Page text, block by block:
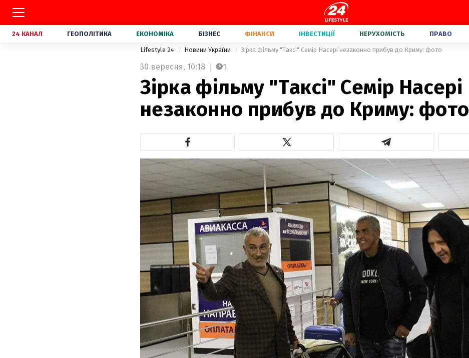
24 КАНАЛ ГЕОПОЛІТИКА ЕКОНОМІКА БІЗНЕС ФІНАНСИ ІНВЕСТИЦІЇ НЕРУХОМІСТЬ ПРАВО
Lifestyle 24 Новини України Зірка фільму "Таксі" Семір Насері незаконно прибув до Криму: фото
30 вересня, 10:18 1
Зірка фільму "Таксі" Семір Насері
незаконно прибув до Криму: фото